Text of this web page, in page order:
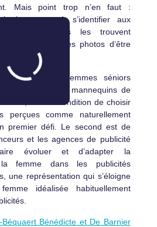
Mais point trop n’en faut :
pas à s’identifier aux
parce qu’elles les trouvent
soupçonnent les photos d’être
aux femmes séniors
à utiliser des mannequins de
mais à condition de choisir
perçues comme naturellement
premier défi. Le second est de
et les agences de publicité
évoluer et d’adapter la
femme dans les publicités
une représentation qui s’éloigne
idéalisée habituellement
Bénédicte et De Barnier